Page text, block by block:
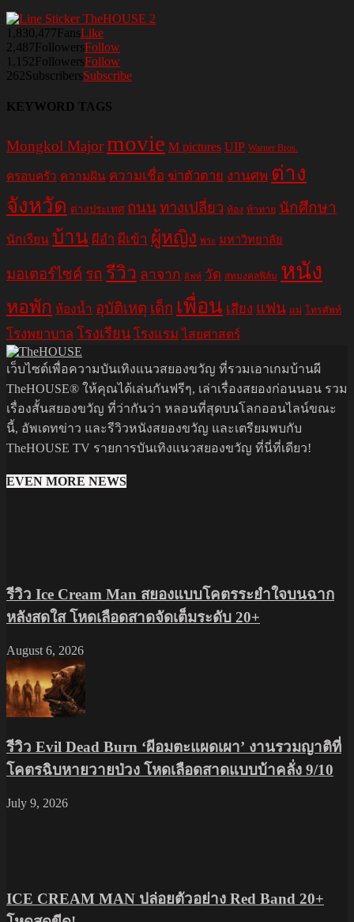
1,830,477FansLike
2,487FollowersFollow
1,152FollowersFollow
262SubscribersSubscribe
KEYWORD TAGS
Mongkol Majormovie M pictures UIP Warner Bros.
ครอบครัว ความฝัน ความเชื่อ ฆ่าตัวตาย งานศพ ต่าง
จังหวัด ต่างประเทศ ถนนทางเปลี่ยว ท้อง ท้าทาย นักศึกษา
นักเรียน บ้าน ผีอำ ผีเข้า ผู้หญิง พระ มหาวิทยาลัย
มอเตอร์ไซค์ รถ รีวิว ลาจาก ลิฟท์ วัด สหมงคลฟิล์ม หนัง
หอพัก ห้องน้ำ อุบัติเหตุ เด็ก เพื่อน เสียง แฟน แม่ โทรศัพท์
โรงพยาบาล โรงเรียน โรงแรม ไสยศาสตร์
เว็บไซต์เพื่อความบันเทิงแนวสยองขวัญ ที่รวมเอาเกมบ้านผี
TheHOUSE® ให้คุณได้เล่นกันฟรีๆ, เล่าเรื่องสยองก่อนนอน รวม
เรื่องสั้นสยองขวัญ ที่ว่ากันว่า หลอนที่สุดบนโลกออนไลน์ขณะ
นี้, อัพเดทข่าว และรีวิวหนังสยองขวัญ และเตรียมพบกับ
TheHOUSE TV รายการบันเทิงแนวสยองขวัญ ที่นี่ที่เดียว!
EVEN MORE NEWS
รีวิว Ice Cream Man สยองแบบโคตรระยำใจบนฉาก
หลังสดใส โหดเลือดสาดจัดเต็มระดับ 20+
August 6, 2026
รีวิว Evil Dead Burn ‘ผีอมตะแผดเผา’ งานรวมญาติที่
โคตรฉิบหายวายป่วง โหดเลือดสาดแบบบ้าคลั่ง 9/10
July 9, 2026
ICE CREAM MAN ปล่อยตัวอย่าง Red Band 20+